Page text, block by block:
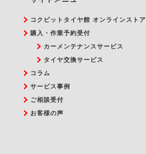
コクピットタイヤ館 オンラインストア
購入・作業予約受付
カーメンテナンスサービス
タイヤ交換サービス
コラム
サービス事例
ご相談受付
お客様の声